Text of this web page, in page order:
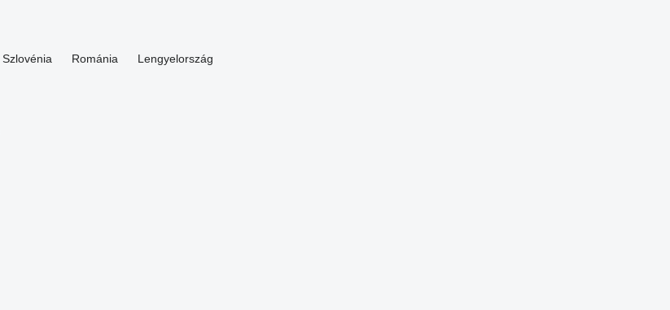
Szlovénia Románia
Lengyelország